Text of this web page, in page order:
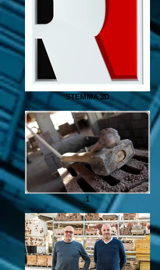
STEMMA 3D
1